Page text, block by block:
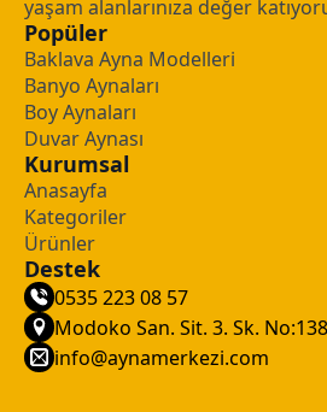
yaşam alanlarınıza değer
Popüler
Baklava Ayna Modelleri
Banyo Aynaları
Boy Aynaları
Duvar Aynası
Kurumsal
Anasayfa
Kategoriler
Ürünler
Destek
0535 223 08 57
Modoko San. Sit. 3. Sk.
info@aynamerkezi.com